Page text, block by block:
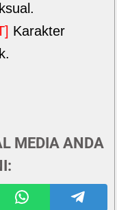
Karakter
MEDIA ANDA